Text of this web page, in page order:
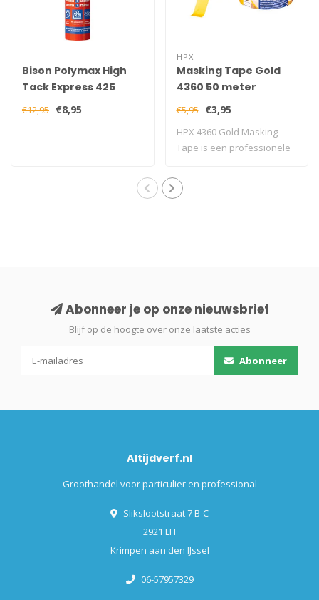
Bison Polymax High
Tack Express 425
gram Wit
€12,95 €8,95
HPX
Masking Tape Gold
4360 50 meter
€5,95 €3,95
HPX 4360 Gold Masking
Tape is een professionele
Abonneer je op onze nieuwsbrief
Blijf op de hoogte over onze laatste acties
Abonneer
Altijdverf.nl
Groothandel voor particulier en professional
Slikslootstraat 7 B-C
2921 LH
Krimpen aan den IJssel
06-57957329